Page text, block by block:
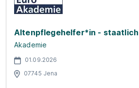
Altenpflegehelfer*in -
Akademie
01.09.2026
07745 Jena